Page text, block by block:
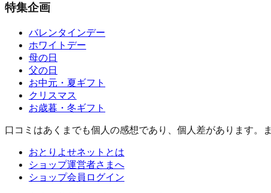
特集企画
バレンタインデー
ホワイトデー
母の日
父の日
お中元・夏ギフト
クリスマス
お歳暮・冬ギフト
口コミはあくまでも個人の感想であり、個人差があります。
おとりよせネットとは
ショップ運営者さまへ
ショップ会員ログイン